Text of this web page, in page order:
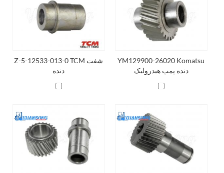
Z-5-12533-013-0 TCM شفت
دنده
YM129900-26020 Komatsu
دنده پمپ هیدرولیک